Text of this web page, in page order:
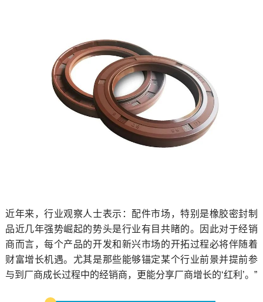
近年来，行业观察人士表示：配件市场，特别是橡胶密封制
品近几年强势崛起的势头是行业有目共睹的。因此对于经销
商而言，每个产品的开发和新兴市场的开拓过程必将伴随着
财富增长机遇。尤其是那些能够锚定某个行业前景并提前参
与到厂商成长过程中的经销商，更能分享厂商增长的‘红利’。”